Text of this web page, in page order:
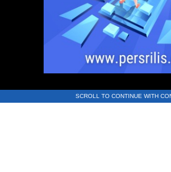
SCROLL TO CONTINUE WITH